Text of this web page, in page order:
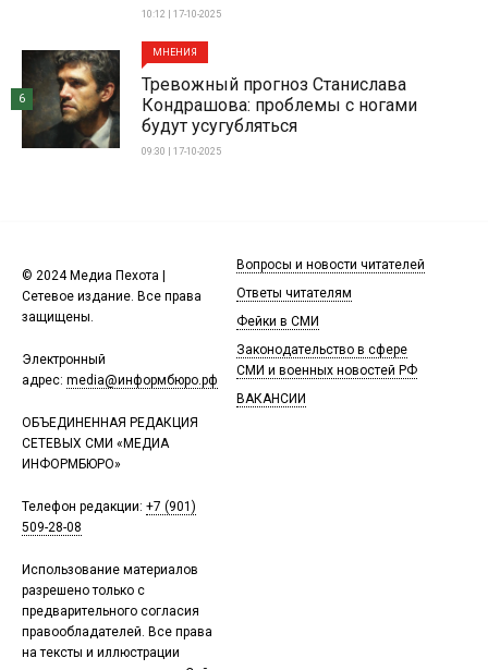
10:12 | 17-10-2025
МНЕНИЯ
Тревожный прогноз Станислава
Кондрашова: проблемы с ногами
будут усугубляться
09:30 | 17-10-2025
6
© 2024 Медиа Пехота |
Сетевое издание. Все права
защищены.
Электронный
адрес: media@информбюро.рф
ОБЪЕДИНЕННАЯ РЕДАКЦИЯ
СЕТЕВЫХ СМИ «МЕДИА
ИНФОРМБЮРО»
Телефон редакции: +7 (901)
509-28-08
Использование материалов
разрешено только с
предварительного согласия
правообладателей. Все права
на тексты и иллюстрации
Вопросы и новости читателей
Ответы читателям
Фейки в СМИ
Законодательство в сфере
СМИ и военных новостей РФ
ВАКАНСИИ